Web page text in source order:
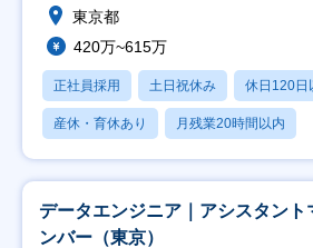
東京都
420万~615万
正社員採用 土日祝休み 休日120日
産休・育休あり 月残業20時間以内
データエンジニア｜アシスタント
ンバー（東京）